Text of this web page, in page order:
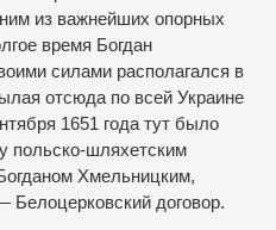
из важнейших опорных
время Богдан
силами располагался в
отсюда по всей Украине
1651 года тут было
польско-шляхетским
Хмельницким,
Белоцерковский договор.